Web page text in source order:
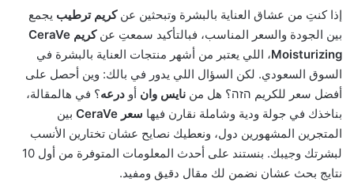
إذا كنتِ من عشاق العناية بالبشرة وتبحثين عنكريم ترطيب يجمع
بين الجودة والسعر المناسب، فبالتأكيد سمعتِ عن
كريم CeraVe
Moisturizing، اللي يعتبر من أشهر منتجات العناية بالبشرة في
السوق السعودي. لكن السؤال اللي يدور في بالك: وين أحصل على
أفضل سعر للكريم הזה؟ هل من نايس وان أو درعه؟ في هالمقالة،
بناخذك في جولة ودية وشاملة نقارن فيها سعر CeraVe
بين
المتجرين المشهورين دول، ونعطيك نصايح عشان تختارين الأنسب
لبشرتك وجيبك. بنستند على أحدث المعلومات المتوفرة من أول 10
نتايج بحث عشان نضمن لك مقال دقيق ومفيد.